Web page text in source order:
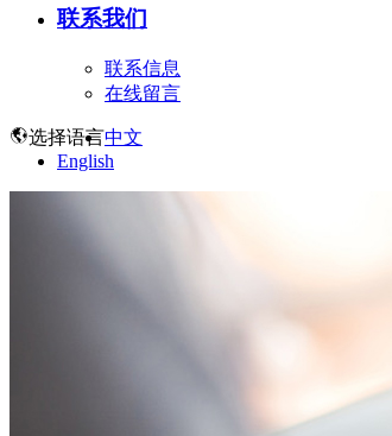
联系我们
联系信息
在线留言
选择语言中文
English